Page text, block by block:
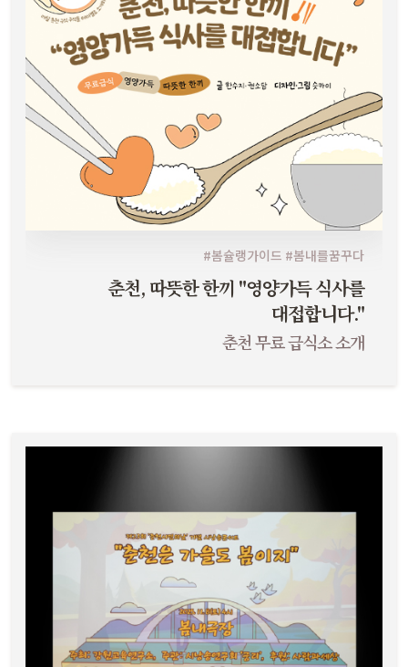
#봄슐랭가이드 #봄내를꿈꾸다
춘천, 따뜻한 한끼 "영양가득 식사를
대접합니다."
춘천 무료 급식소 소개